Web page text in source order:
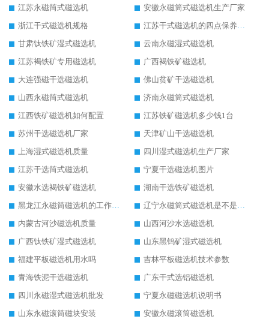
江苏永磁筒式磁选机
安徽永磁筒式磁选机生产厂家
浙江干式磁选机规格
江苏干式磁选机的四点保养秘籍
甘肃钛铁矿湿式磁选机
云南永磁湿式磁选机
江苏褐铁矿专用磁选机
广西褐铁矿磁选机
大连强磁干选磁选机
佛山贫矿干选磁选机
山西永磁筒式磁选机
济南永磁筒式磁选机
江西铁矿磁选机如何配置
江苏铁矿磁选机多少钱1台
苏州干选磁选机厂家
天津矿山干选磁选机
上海湿式磁选机质量
四川湿式磁选机生产厂家
江苏干选筒式磁选机
宁夏干选磁选机图片
安徽水选褐铁矿磁选机
湖南干选铁矿磁选机
黑龙江永磁筒磁选机的工作原理
辽宁永磁筒式磁选机是不是强磁
内蒙古河沙磁选机质量
山西河沙水选磁选机
广西钛铁矿湿式磁选机
山东黑钨矿湿式磁选机
福建平板磁选机用水吗
吉林平板磁选机技术参数
青海铁泥干选磁选机
广东干式选铝磁选机
四川永磁湿式磁选机批发
宁夏永磁磁选机说明书
山东永磁滚筒磁块安装
安徽永磁滚筒磁选机